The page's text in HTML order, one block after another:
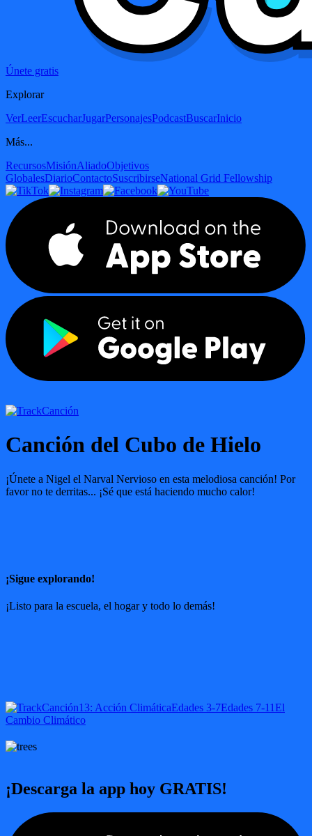
Únete gratis
Explorar
VerLeerEscucharJugarPersonajesPodcastBuscarInicio
Más...
RecursosMisiónAliadoObjetivos
GlobalesDiarioContactoSuscribirseNational Grid Fellowship
Canción
Canción del Cubo de Hielo
¡Únete a Nigel el Narval Nervioso en esta melodiosa canción! Por
favor no te derritas... ¡Sé que está haciendo mucho calor!
¡Sigue explorando!
¡Listo para la escuela, el hogar y todo lo demás!
Canción13: Acción ClimáticaEdades 3-7Edades 7-11El
Cambio Climático
¡Descarga la app hoy GRATIS!